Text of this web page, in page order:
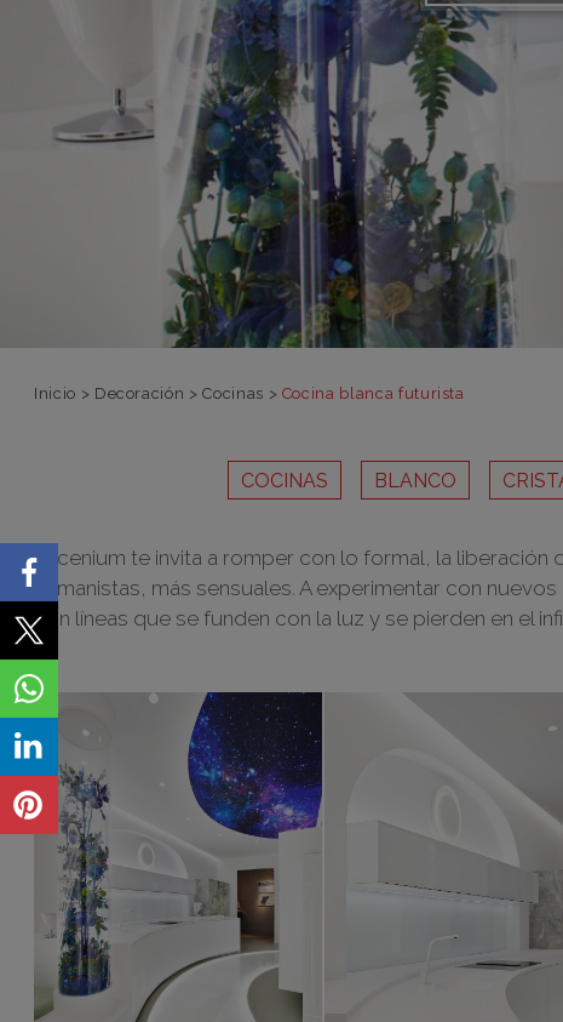
Inicio > Decoración >Cocinas > Cocina blanca futurista
COCINAS BLANCO
Escenium te invita a romper con lo formal, la liberación
humanistas, más sensuales. A experimentar con
con líneas que se funden con la luz y se pierden en el